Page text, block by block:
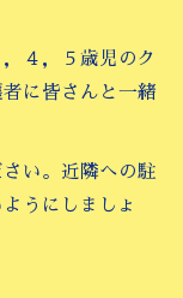
４，５歳児のク
に皆さんと一緒
い。近隣への駐
うにしましょ